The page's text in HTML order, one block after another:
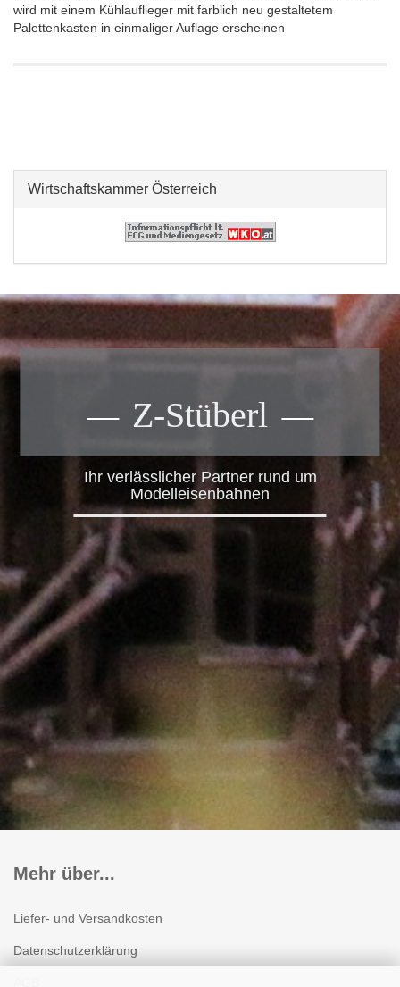
wird mit einem Kühlauflieger mit farblich neu gestaltetem
Palettenkasten in einmaliger Auflage erscheinen
Wirtschaftskammer Österreich
Z-Stüberl
Ihr verlässlicher Partner rund um
Modelleisenbahnen
Mehr über...
Liefer- und Versandkosten
Datenschutzerklärung